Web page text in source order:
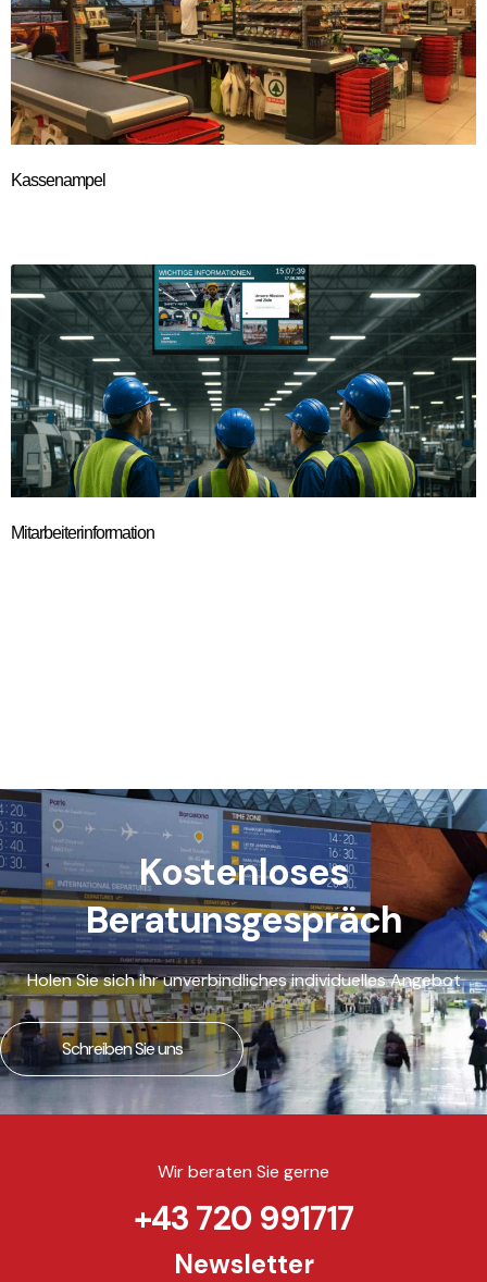
Kassenampel
Mitarbeiterinformation
Kostenloses
Beratunsgespräch
Holen Sie sich ihr unverbindliches individuelles Angebot
Schreiben Sie uns
Wir beraten Sie gerne
+43 720 991717
Newsletter